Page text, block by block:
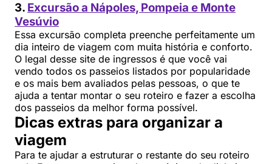
3. Excursão a Nápoles, Pompeia e Monte
Vesúvio
Essa excursão completa preenche perfeitamente um
dia inteiro de viagem com muita história e conforto.
O legal desse site de ingressos é que você vai
vendo todos os passeios listados por popularidade
e os mais bem avaliados pelas pessoas, o que te
ajuda a tentar montar o seu roteiro e fazer a escolha
dos passeios da melhor forma possível.
Dicas extras para organizar a
viagem
Para te ajudar a estruturar o restante do seu roteiro